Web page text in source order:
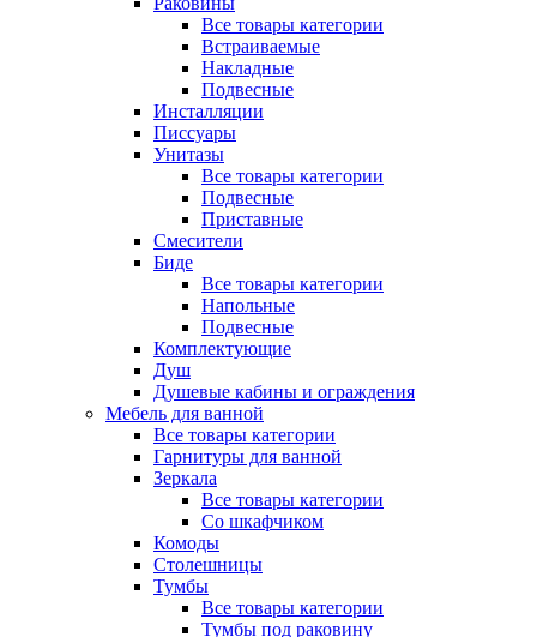
Все товары категории
Встраиваемые
Накладные
Подвесные
Инсталляции
Писсуары
Унитазы
Все товары категории
Подвесные
Приставные
Смесители
Биде
Все товары категории
Напольные
Подвесные
Комплектующие
Душ
Душевые кабины и ограждения
Мебель для ванной
Все товары категории
Гарнитуры для ванной
Зеркала
Все товары категории
Со шкафчиком
Комоды
Столешницы
Тумбы
Все товары категории
Тумбы под раковину